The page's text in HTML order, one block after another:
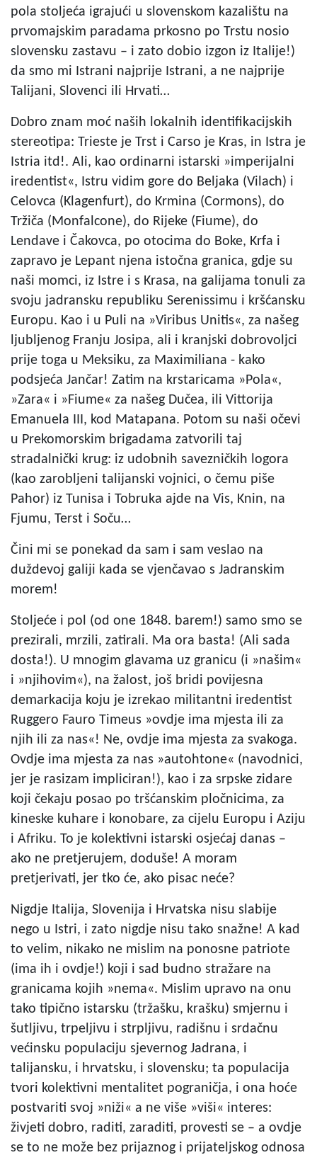
pola stoljeća igrajući u slovenskom kazalištu na
prvomajskim paradama prkosno po Trstu nosio
slovensku zastavu – i zato dobio izgon iz Italije!)
da smo mi Istrani najprije Istrani, a ne najprije
Talijani, Slovenci ili Hrvati…
Dobro znam moć naših lokalnih identifikacijskih
stereotipa: Trieste je Trst i Carso je Kras, in Istra je
Istria itd!. Ali, kao ordinarni istarski »imperijalni
iredentist«, Istru vidim gore do Beljaka (Vilach) i
Celovca (Klagenfurt), do Krmina (Cormons), do
Tržiča (Monfalcone), do Rijeke (Fiume), do
Lendave i Čakovca, po otocima do Boke, Krfa i
zapravo je Lepant njena istočna granica, gdje su
naši momci, iz Istre i s Krasa, na galijama tonuli za
svoju jadransku republiku Serenissimu i kršćansku
Europu. Kao i u Puli na »Viribus Unitis«, za našeg
ljubljenog Franju Josipa, ali i kranjski dobrovoljci
prije toga u Meksiku, za Maximiliana - kako
podsjeća Jančar! Zatim na krstaricama »Pola«,
»Zara« i »Fiume« za našeg Dučea, ili Vittorija
Emanuela III, kod Matapana. Potom su naši očevi
u Prekomorskim brigadama zatvorili taj
stradalnički krug: iz udobnih savezničkih logora
(kao zarobljeni talijanski vojnici, o čemu piše
Pahor) iz Tunisa i Tobruka ajde na Vis, Knin, na
Fjumu, Terst i Soču…
Čini mi se ponekad da sam i sam veslao na
duždevoj galiji kada se vjenčavao s Jadranskim
morem!
Stoljeće i pol (od one 1848. barem!) samo smo se
prezirali, mrzili, zatirali. Ma ora basta! (Ali sada
dosta!). U mnogim glavama uz granicu (i »našim«
i »njihovim«), na žalost, još bridi povijesna
demarkacija koju je izrekao militantni iredentist
Ruggero Fauro Timeus »ovdje ima mjesta ili za
njih ili za nas«! Ne, ovdje ima mjesta za svakoga.
Ovdje ima mjesta za nas »autohtone« (navodnici,
jer je rasizam impliciran!), kao i za srpske zidare
koji čekaju posao po tršćanskim pločnicima, za
kineske kuhare i konobare, za cijelu Europu i Aziju
i Afriku. To je kolektivni istarski osjećaj danas –
ako ne pretjerujem, doduše! A moram
pretjerivati, jer tko će, ako pisac neće?
Nigdje Italija, Slovenija i Hrvatska nisu slabije
nego u Istri, i zato nigdje nisu tako snažne! A kad
to velim, nikako ne mislim na ponosne patriote
(ima ih i ovdje!) koji i sad budno stražare na
granicama kojih »nema«. Mislim upravo na onu
tako tipično istarsku (tržašku, krašku) smjernu i
šutljivu, trpeljivu i strpljivu, radišnu i srdačnu
većinsku populaciju sjevernog Jadrana, i
talijansku, i hrvatsku, i slovensku; ta populacija
tvori kolektivni mentalitet pograničja, i ona hoće
postvariti svoj »niži« a ne više »viši« interes:
živjeti dobro, raditi, zaraditi, provesti se – a ovdje
se to ne može bez prijaznog i prijateljskog odnosa